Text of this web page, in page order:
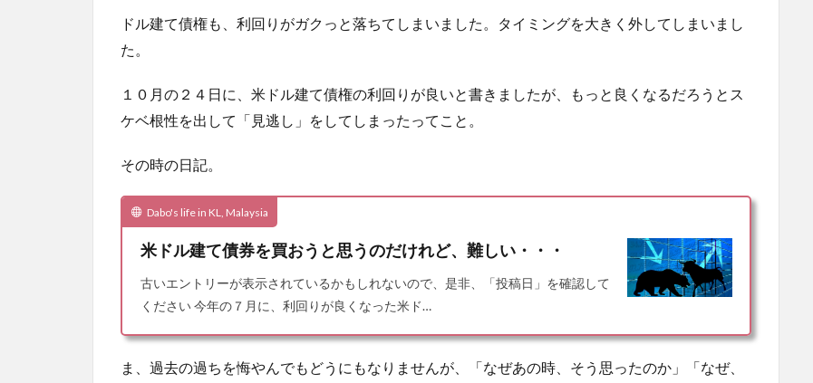
ドル建て債権も、利回りがガクっと落ちてしまいました。タイミングを大きく外してしまいまし
た。
１０月の２４日に、米ドル建て債権の利回りが良いと書きましたが、もっと良くなるだろうとス
ケベ根性を出して「見逃し」をしてしまったってこと。
その時の日記。
Dabo's life in KL, Malaysia
米ドル建て債券を買おうと思うのだけれど、難しい・・・
古いエントリーが表示されているかもしれないので、是非、「投稿日」を確認して
ください 今年の７月に、利回りが良くなった米ド…
ま、過去の過ちを悔やんでもどうにもなりませんが、「なぜあの時、そう思ったのか」「なぜ、